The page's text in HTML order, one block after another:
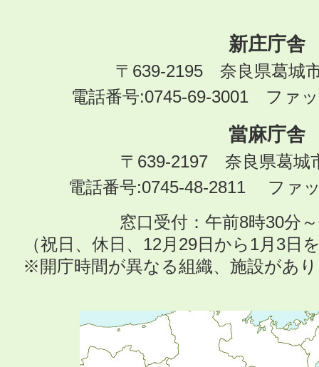
新庄庁舎
〒639-2195 奈良県葛城
電話番号:0745-69-3001 ファ
當麻庁舎
〒639-2197 奈良県葛城
電話番号:0745-48-2811 ファ
窓口受付：午前8時30分
（祝日、休日、12月29日から1月3日
※開庁時間が異なる組織、施設があ